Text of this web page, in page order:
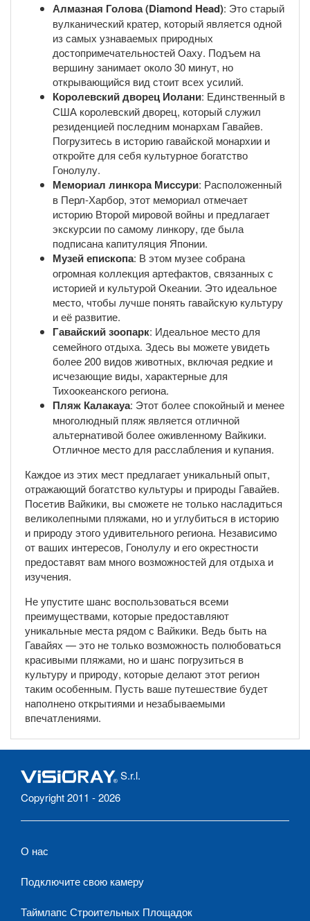
Алмазная Голова (Diamond Head): Это старый
вулканический кратер, который является одной
из самых узнаваемых природных
достопримечательностей Оаху. Подъем на
вершину занимает около 30 минут, но
открывающийся вид стоит всех усилий.
Королевский дворец Иолани: Единственный в
США королевский дворец, который служил
резиденцией последним монархам Гавайев.
Погрузитесь в историю гавайской монархии и
откройте для себя культурное богатство
Гонолулу.
Мемориал линкора Миссури: Расположенный
в Перл-Харбор, этот мемориал отмечает
историю Второй мировой войны и предлагает
экскурсии по самому линкору, где была
подписана капитуляция Японии.
Музей епископа: В этом музее собрана
огромная коллекция артефактов, связанных с
историей и культурой Океании. Это идеальное
место, чтобы лучше понять гавайскую культуру
и её развитие.
Гавайский зоопарк: Идеальное место для
семейного отдыха. Здесь вы можете увидеть
более 200 видов животных, включая редкие и
исчезающие виды, характерные для
Тихоокеанского региона.
Пляж Калакауа: Этот более спокойный и менее
многолюдный пляж является отличной
альтернативой более оживленному Вайкики.
Отличное место для расслабления и купания.
Каждое из этих мест предлагает уникальный опыт,
отражающий богатство культуры и природы Гавайев.
Посетив Вайкики, вы сможете не только насладиться
великолепными пляжами, но и углубиться в историю
и природу этого удивительного региона. Независимо
от ваших интересов, Гонолулу и его окрестности
предоставят вам много возможностей для отдыха и
изучения.
Не упустите шанс воспользоваться всеми
преимуществами, которые предоставляют
уникальные места рядом с Вайкики. Ведь быть на
Гавайях — это не только возможность полюбоваться
красивыми пляжами, но и шанс погрузиться в
культуру и природу, которые делают этот регион
таким особенным. Пусть ваше путешествие будет
наполнено открытиями и незабываемыми
впечатлениями.
S.r.l.
Copyright 2011 - 2026
О нас
Подключите свою камеру
Таймлапс Строительных Площадок